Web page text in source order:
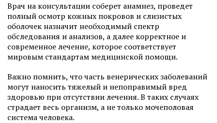
Врач на консультации соберет анамнез, проведет
полный осмотр кожных покровов и слизистых
оболочек назначит необходимый спектр
обследования и анализов, а далее корректное и
современное лечение, которое соответствует
мировым стандартам медицинской помощи.
Важно помнить, что часть венерических заболеваний
могут наносить тяжелый и непоправимый вред
здоровью при отсутствии лечения. В таких случаях
страдает весь организм, а не только мочеполовая
система человека.